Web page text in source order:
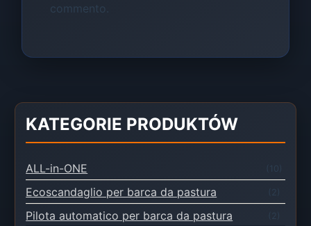
commento.
KATEGORIE PRODUKTÓW
ALL-in-ONE (10)
Ecoscandaglio per barca da pastura
Pilota automatico per barca da pastura